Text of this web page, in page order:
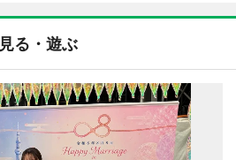
見る・遊ぶ